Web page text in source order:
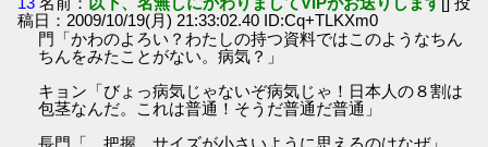
稿日：2009/10/19(月) 21:33:02.40 ID:Cq+TLKXm0
門「かわのよろい？わたしの持つ資料ではこのようなちん
ちんをみたことがない。病気？」
キョン「びょっ病気じゃないぞ病気じゃ！日本人の８割は
包茎なんだ。これは普通！そうだ普通だ普通」